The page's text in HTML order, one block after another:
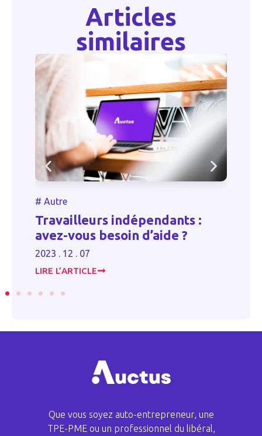
Articles
similaires
# Autre
Travailleurs indépendants :
avez-vous besoin d’aide ?
2023 . 12 . 07
LIRE L’ARTICLE
Que vous soyez auto-entrepreneur, une
TPE-PME ou un professionnel du libéral,